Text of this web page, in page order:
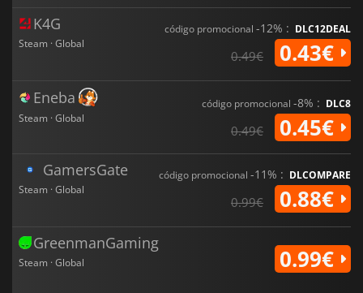
K4G
Steam · Global
código promocional -12% : DLC12DEAL
0.49€ 0.43€
Eneba
Steam · Global
código promocional -8% : DLC8
0.49€ 0.45€
GamersGate
Steam · Global
código promocional -11% : DLCOMPARE
0.99€ 0.88€
GreenmanGaming
Steam · Global 0.99€